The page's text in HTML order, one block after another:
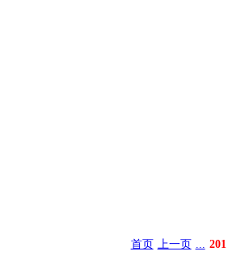
首页 上一页 ... 201